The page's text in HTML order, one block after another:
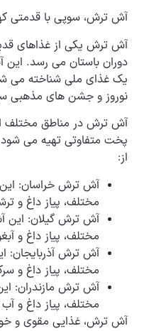
آش ترش، سوپی با قدمتی
آش ترش یکی از غذاهای
دوران باستان می رسد. این
یک غذای ملی شناخته می
نوروز و جشن های مذهبی
آش ترش در مناطق مختلف
پخت متفاوتی تهیه می
از:
آش ترش خراسان:
مختلف، پیاز داغ و
آش ترش گیلان: این
مختلف، پیاز داغ و
آش ترش آذربایجان:
مختلف، پیاز داغ و
آش ترش مازندران:
مختلف، پیاز داغ و
آش ترش، غذایی مقوی و